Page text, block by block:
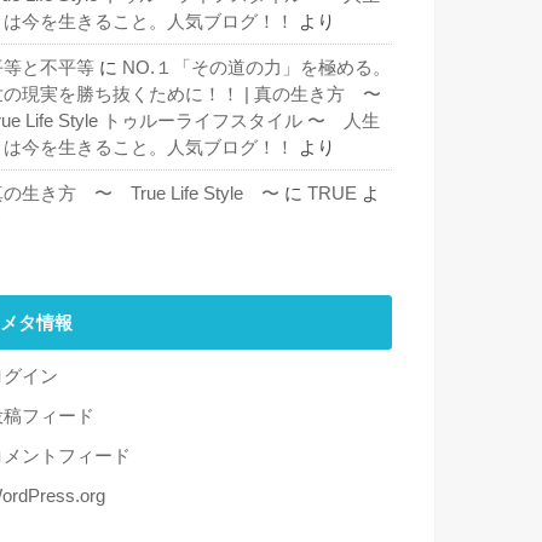
は今を生きること。人気ブログ！！
より
等と不平等 に NO.１「その道の力」を極める。
の現実を勝ち抜くために！！ | 真の生き方 〜
Life Style トゥルーライフスタイル 〜 人生
は今を生きること。人気ブログ！！
より
の生き方 〜 True Life Style 〜 に TRUE よ
メタ情報
グイン
稿フィード
メントフィード